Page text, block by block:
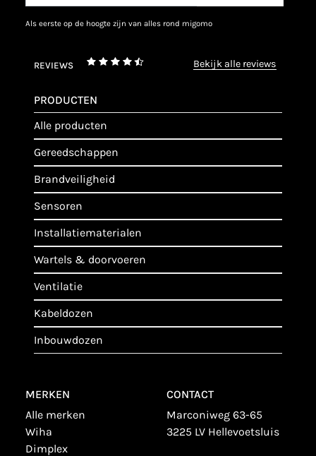
als eerste op de hoogte zijn van alles rond migomo
REVIEWS bekijk alle reviews
PRODUCTEN
alle producten
gereedschappen
brandveiligheid
sensoren
installatiematerialen
wartels & doorvoeren
ventilatie
kabeldozen
inbouwdozen
MERKEN
alle merken
wiha
dimplex
CONTACT
Marconiweg 63-65
3225 LV Hellevoetsluis